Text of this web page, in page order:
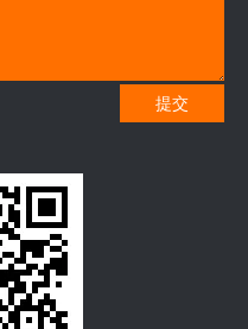
提交